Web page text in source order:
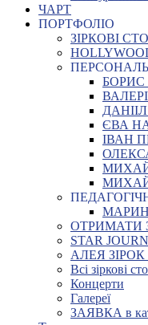
ЧАРТ
ПОРТФОЛІО
ЗІРКОВІ
БОРИС
ЄВА
ІВАН
ОТРИМАТИ
STAR
АЛЕЯ ЗІРОК
Всі зіркові
Концерти
Галереї
ЗАЯВКА в